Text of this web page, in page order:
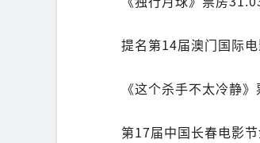
提名第14届澳门国际
《这个杀手不太冷静
第17届中国长春电影